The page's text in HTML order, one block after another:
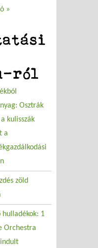
»
ról
Osztrák
kulisszák
a
zöld
hulladékok: 1
Orchestra